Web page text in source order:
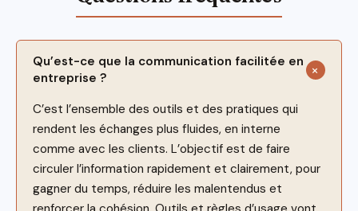
Qu’est-ce que la communication facilitée en
entreprise ?
C’est l’ensemble des outils et des pratiques qui
rendent les échanges plus fluides, en interne
comme avec les clients. L’objectif est de faire
circuler l’information rapidement et clairement, pour
gagner du temps, réduire les malentendus et